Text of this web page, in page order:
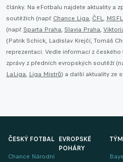
články. Na eFotbalu najdete aktuality a
soutěžích (např. Chance Liga, ČFL, MSFL
(např. Sparta Praha, Slavia Praha,
(Patrik Schick, Ladislav Krejčí, Tomáš
reprezentaci. Vedle informací z
zprávy z předních evropských soutěží
LaLiga, Liga Mistrů) a další aktuality ze
ČESKÝ FOTBAL
Chance Národní
EVROPSKÉ
POHÁRY